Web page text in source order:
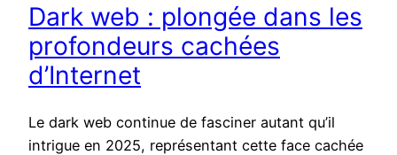
Dark web : plongée dans les
profondeurs cachées
d’Internet
Le dark web continue de fasciner autant qu’il
intrigue en 2025, représentant cette face cachée